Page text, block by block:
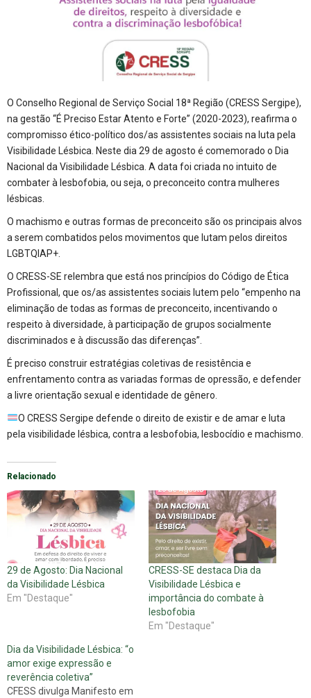
O Conselho Regional de Serviço Social 18ª Região (CRESS Sergipe),
na gestão “É Preciso Estar Atento e Forte” (2020-2023), reafirma o
compromisso ético-político dos/as assistentes sociais na luta pela
Visibilidade Lésbica. Neste dia 29 de agosto é comemorado o Dia
Nacional da Visibilidade Lésbica. A data foi criada no intuito de
combater à lesbofobia, ou seja, o preconceito contra mulheres
lésbicas.
O machismo e outras formas de preconceito são os principais alvos
a serem combatidos pelos movimentos que lutam pelos direitos
LGBTQIAP+.
O CRESS-SE relembra que está nos princípios do Código de Ética
Profissional, que os/as assistentes sociais lutem pelo “empenho na
eliminação de todas as formas de preconceito, incentivando o
respeito à diversidade, à participação de grupos socialmente
discriminados e à discussão das diferenças”.
É preciso construir estratégias coletivas de resistência e
enfrentamento contra as variadas formas de opressão, e defender
a livre orientação sexual e identidade de gênero.
O CRESS Sergipe defende o direito de existir e de amar e luta
pela visibilidade lésbica, contra a lesbofobia, lesbocídio e machismo.
Relacionado
29 de Agosto: Dia Nacional
da Visibilidade Lésbica
Em "Destaque"
CRESS-SE destaca Dia da
Visibilidade Lésbica e
importância do combate à
lesbofobia
Em "Destaque"
Dia da Visibilidade Lésbica: “o
amor exige expressão e
reverência coletiva”
CFESS divulga Manifesto em